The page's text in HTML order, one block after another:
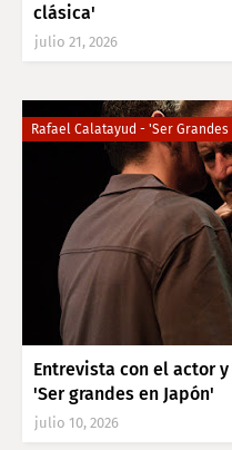
clásica'
julio 21, 2026
Rafael Calatayud - 'Ser Grandes
Entrevista con el actor
'Ser grandes en Japón'
julio 10, 2026